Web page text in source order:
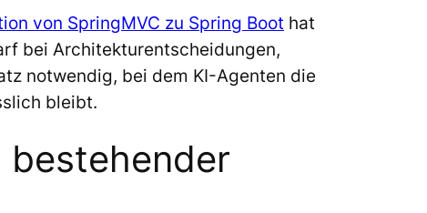
von SpringMVC zu Spring Boot hat
bei Architekturentscheidungen,
notwendig, bei dem KI-Agenten die
bleibt.
bestehender